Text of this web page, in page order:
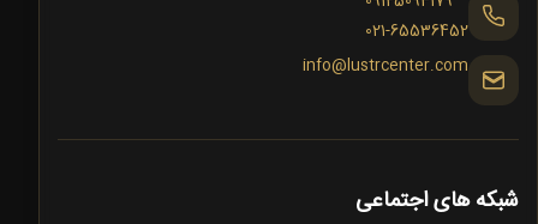
021-65536452
info@lustrcenter.com
شبکه های اجتماعی